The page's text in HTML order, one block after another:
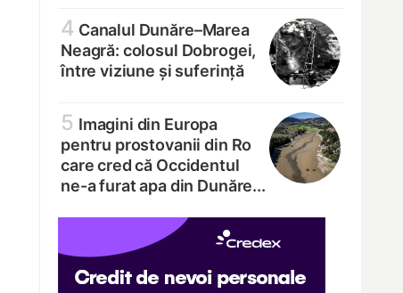
4 Canalul Dunăre–Marea
Neagră: colosul Dobrogei,
între viziune și suferință
5 Imagini din Europa
pentru prostovanii din Ro
care cred că Occidentul
ne-a furat apa din Dunăre...